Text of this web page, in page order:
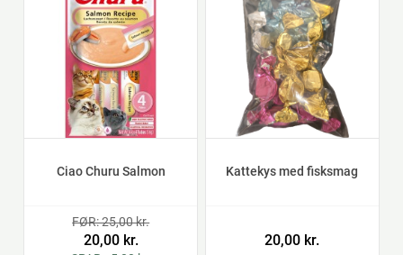
Ciao Churu Salmon
FØR: 25,00 kr.
20,00 kr.
Kattekys med fisksmag
20,00 kr.